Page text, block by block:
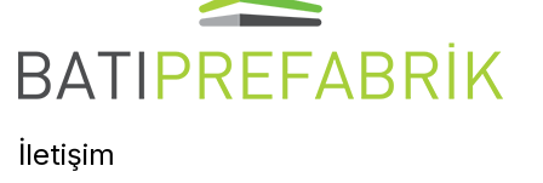
İletişim